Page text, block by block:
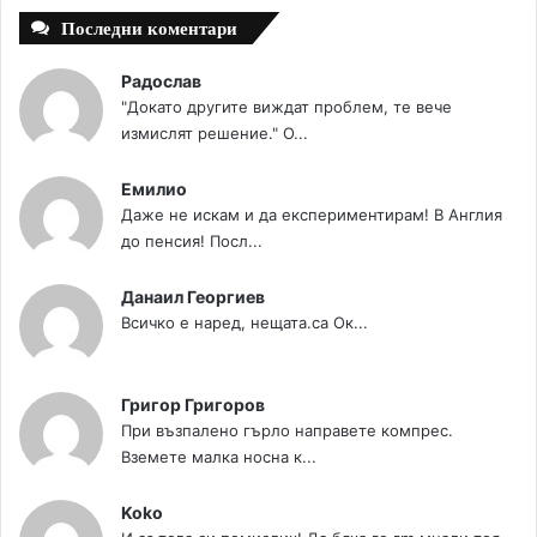
Последни коментари
Радослав
"Докато другите виждат проблем, те вече
измислят решение." О...
Емилио
Даже не искам и да експериментирам! В Англия
до пенсия! Посл...
Данаил Георгиев
Всичко е наред, нещата.са Ок...
Григор Григоров
При възпалено гърло направете компрес.
Вземете малка носна к...
Koko